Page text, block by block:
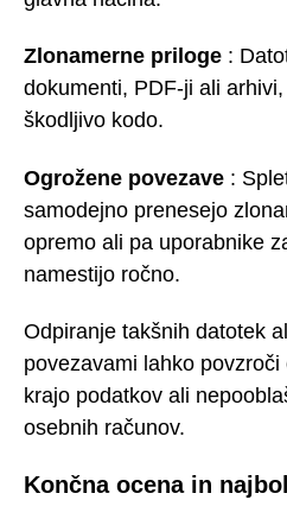
Zlonamerne priloge :
dokumenti, PDF-ji ali
škodljivo kodo.
Ogrožene povezave :
samodejno prenesejo
opremo ali pa uporabnike
namestijo ročno.
Odpiranje takšnih datotek
povezavami lahko
krajo podatkov ali
osebnih računov.
Končna ocena in